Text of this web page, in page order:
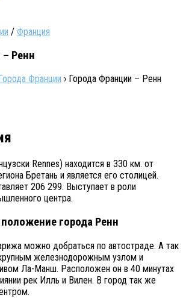
/ Франция
Ренн
Города Франции › Города Франции – Ренн
Rennes) находится в 330 км. от
Бретань и является его столицей.
206 299. Выступает в роли
центра.
положение города Ренн
можно добраться по автостраде. А так
железнодорожным узлом и
Ла-Манш. Расположен он в 40 минутах
рек Илль и Вилен. В город так же